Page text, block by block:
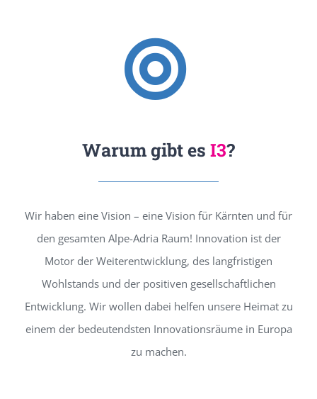
Warum gibt es I3?
Wir haben eine Vision – eine Vision für Kärnten und für
den gesamten Alpe-Adria Raum! Innovation ist der
Motor der Weiterentwicklung, des langfristigen
Wohlstands und der positiven gesellschaftlichen
Entwicklung. Wir wollen dabei helfen unsere Heimat zu
einem der bedeutendsten Innovationsräume in Europa
zu machen.